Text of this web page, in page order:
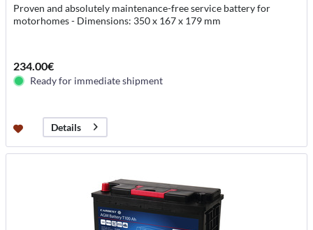
Proven and absolutely maintenance-free service battery for
motorhomes - Dimensions: 350 x 167 x 179 mm
234.00€
Ready for immediate shipment
Details